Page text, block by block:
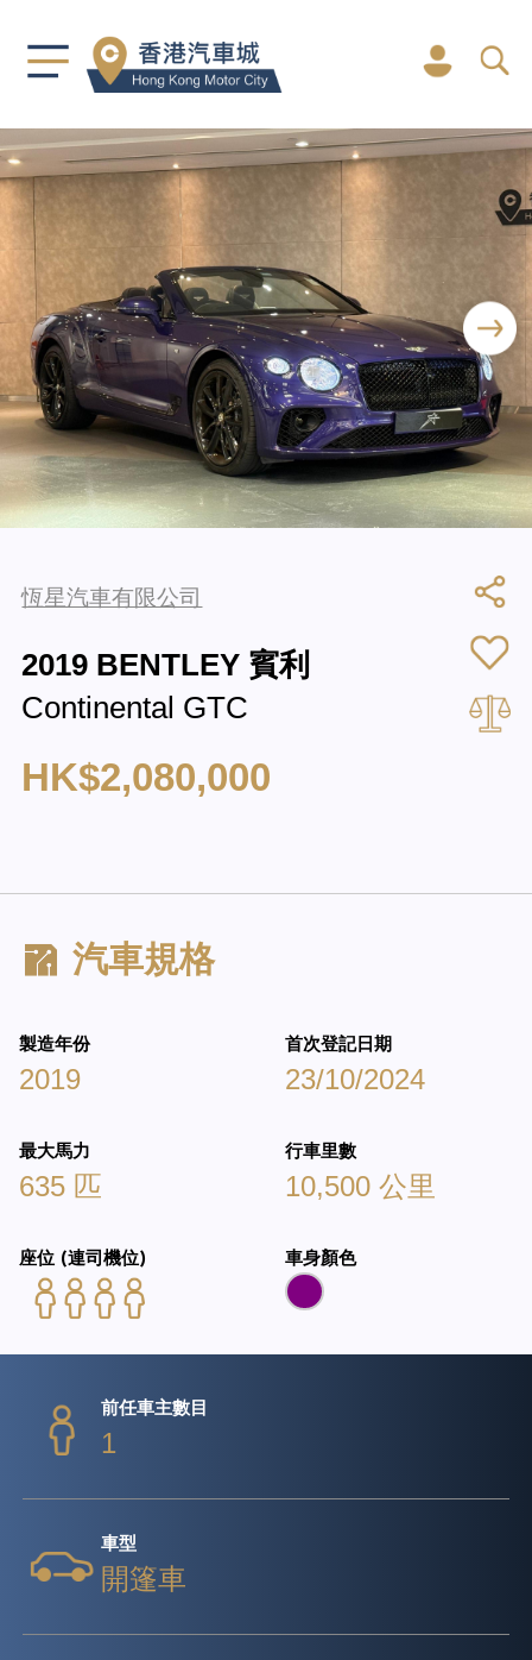
恆星汽車有限公司
2019 BENTLEY 賓利
Continental GTC
HK$2,080,000
汽車規格
製造年份
2019
首次登記日期
23/10/2024
最大馬力
635 匹
行車里數
10,500 公里
座位 (連司機位) 車身顏色
前任車主數目
1
車型
開篷車